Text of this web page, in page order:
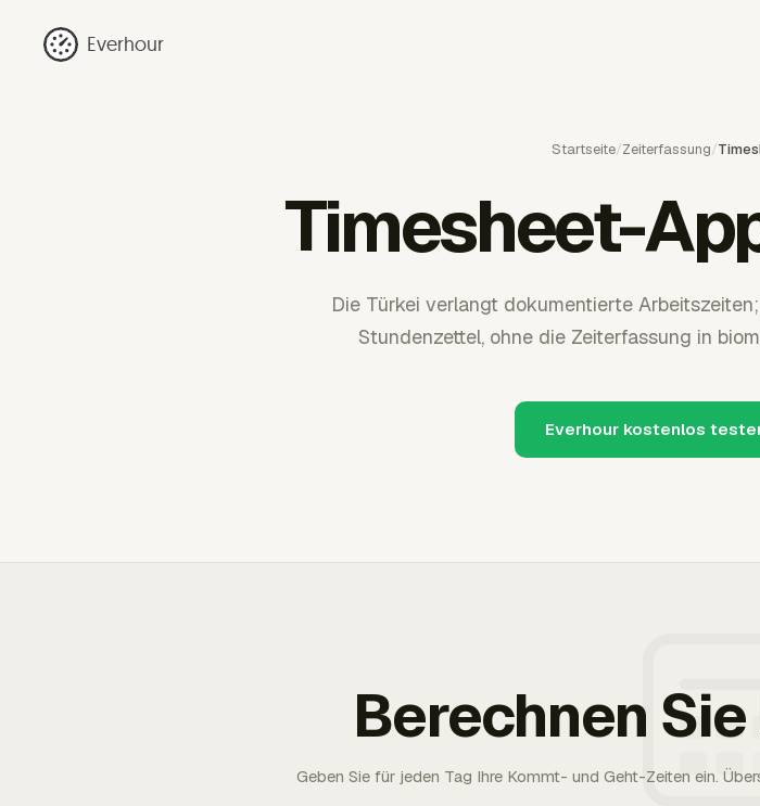
Everhour
Startseite/Zeiterfassung/
Timesheet-
Die Türkei verlangt dokumentierte
Stundenzettel, ohne die Zeiterfassung in
Everhour kostenlos
Berechnen
Geben Sie für jeden Tag Ihre Kommt- und Geht-Zeiten ein.